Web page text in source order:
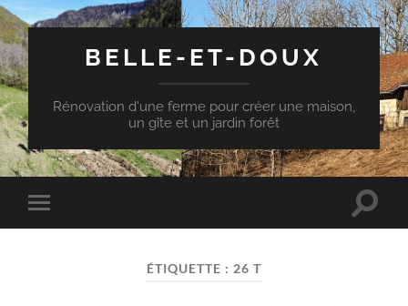
BELLE-ET-DOUX
Rénovation d'une ferme pour créer une maison,
un gîte et un jardin forêt
Toggle
mobile
Toggle
ÉTIQUETTE : 26 T